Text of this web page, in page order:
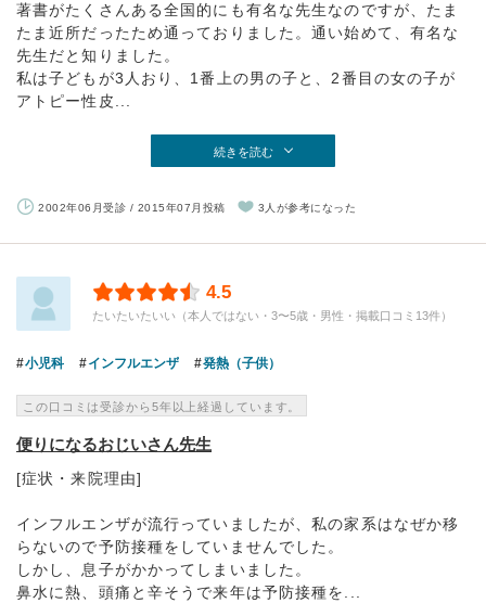
著書がたくさんある全国的にも有名な先生なのですが、たま
たま近所だったため通っておりました。通い始めて、有名な
先生だと知りました。
私は子どもが3人おり、1番上の男の子と、2番目の女の子が
アトピー性皮...
続きを読む
2002年06月受診 / 2015年07月投稿 3人が参考になった
4.5
たいたいたいい（本人ではない・3〜5歳・男性・掲載口コミ13件）
小児科 インフルエンザ 発熱（子供）
この口コミは受診から5年以上経過しています。
便りになるおじいさん先生
[症状・来院理由]
インフルエンザが流行っていましたが、私の家系はなぜか移
らないので予防接種をしていませんでした。
しかし、息子がかかってしまいました。
鼻水に熱、頭痛と辛そうで来年は予防接種を...